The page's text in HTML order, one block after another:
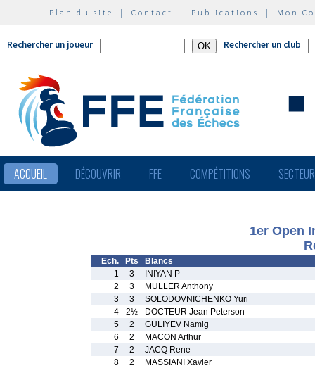
Plan du site | Contact | Publications | Mon
Rechercher un joueur Rechercher un club
ACCUEIL DÉCOUVRIR FFE COMPÉTITIONS
1er Open
Ech. Pts
Blancs
1
3
INIYAN P
2
3
MULLER Anthony
3
3
SOLODOVNICHENKO Yuri
4
2½
DOCTEUR Jean Peterson
5
2
GULIYEV Namig
6
2
MACON Arthur
7
2
JACQ Rene
8
2
MASSIANI Xavier